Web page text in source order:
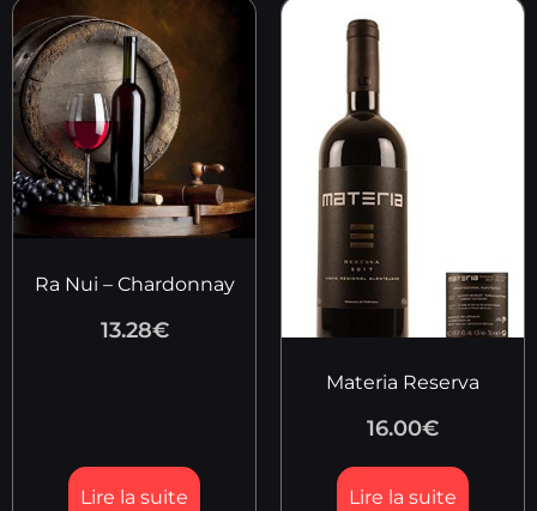
Ra Nui – Chardonnay
13.28€
Lire la suite
Materia Reserva
16.00€
Lire la suite